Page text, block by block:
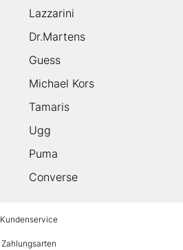
Lazzarini
Dr.Martens
Guess
Michael Kors
Tamaris
Ugg
Puma
Converse
Kundenservice
Zahlungsarten